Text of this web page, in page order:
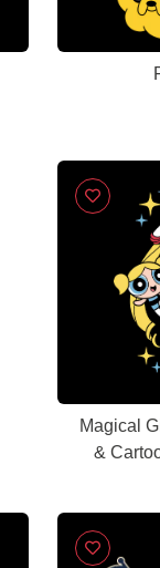
Magical
&